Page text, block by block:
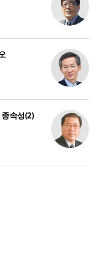
속성(2)